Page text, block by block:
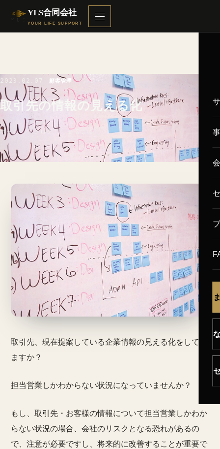
YLS合同会社
YOUR LIFE SUPPORT
2023.02.07 顧客管理
取引先の情報の見える化
ホーム／ ブログ ／ 顧客管理
取引先、現在提案している企業情報の見える化をしてい
ますか？
担当営業しかわからない状況になっていませんか？
もし、取引先・お客様の情報について担当営業しかわか
らない状況の場合、会社のリスクとなる恐れがあるの
で、注意が必要ですし、将来的に改善することが重要で